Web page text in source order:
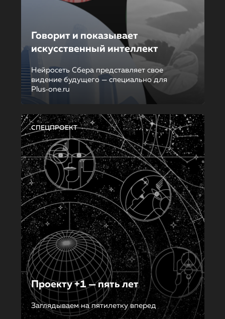
Говорит и показывает
искусственный интеллект
Нейросеть Сбера представляет свое
видение будущего — специально для
Plus‑one.ru
СПЕЦПРОЕКТ
Проекту +1 — пять лет
Заглядываем на пятилетку вперед